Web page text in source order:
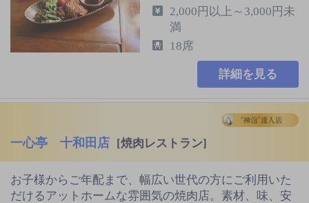
2,000円以上～3,000円未
満
18席
詳細を見る
一心亭 十和田店 [焼肉レストラン]
お子様からご年配まで、幅広い世代の方にご利用いた
だけるアットホームな雰囲気の焼肉店。素材、味、安